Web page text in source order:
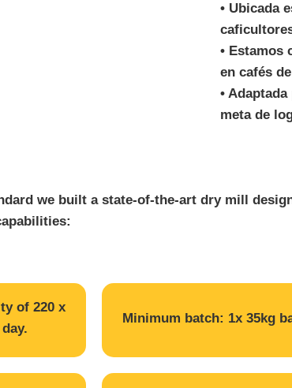
•⁠ ⁠Ubicada
•⁠ ⁠Estamos
en cafés
•⁠
meta de
we built a state-of-the-art dry mill
of 220 x
Minimum batch: 1x 35kg